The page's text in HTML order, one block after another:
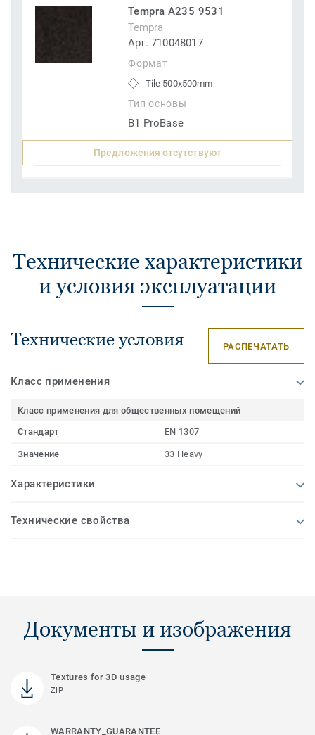
Tempra A235 9531
Tempra
Арт. 710048017
Формат
Tile 500x500mm
Тип основы
B1 ProBase
Предложения отсутствуют
Технические характеристики
и условия эксплуатации
Технические условия РАСПЕЧАТАТЬ
Класс применения
Класс применения для общественных помещений
Стандарт
EN 1307
Значение 33 Heavy
Характеристики
Технические свойства
Документы и изображения
Textures for 3D usage
ZIP
WARRANTY_GUARANTEE